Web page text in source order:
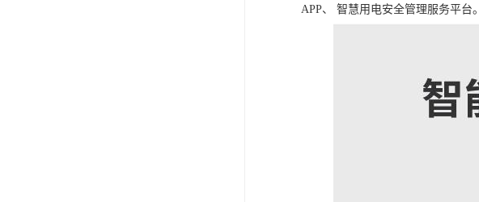
APP、 智慧用电安全管理服务平台。